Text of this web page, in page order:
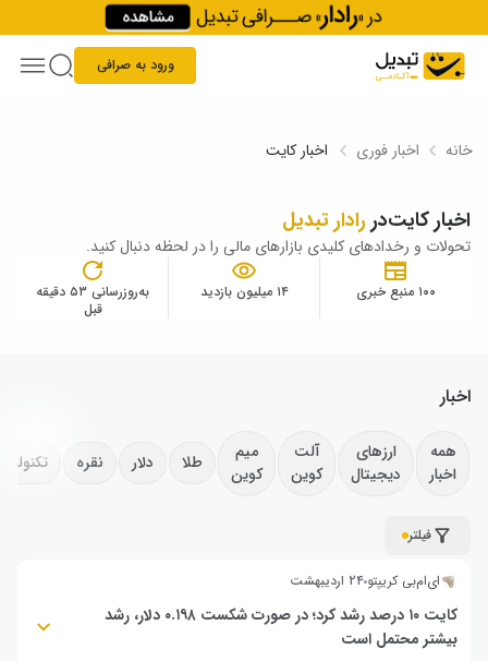
Skip to content
ورود به صرافی
خانه اخبار فوری اخبار کایت
اخبار کایتدر رادار تبدیل
تحولات و رخدادهای کلیدی بازارهای مالی را در لحظه دنبال کنید.
۱۰۰ منبع خبری ۱۴ میلیون بازدید
به‌روزرسانی ۵۳ دقیقه
قبل
اخبار
همه
اخبار
ارزهای
دیجیتال
آلت
کوین
میم
کوین
طلا دلار نقره
فیلتر
ای‌ام‌بی کریپتو ۲۴ اردیبهشت
کایت ۱۰ درصد رشد کرد؛ در صورت شکست ۰.۱۹۸ دلار، رشد
بیشتر محتمل است